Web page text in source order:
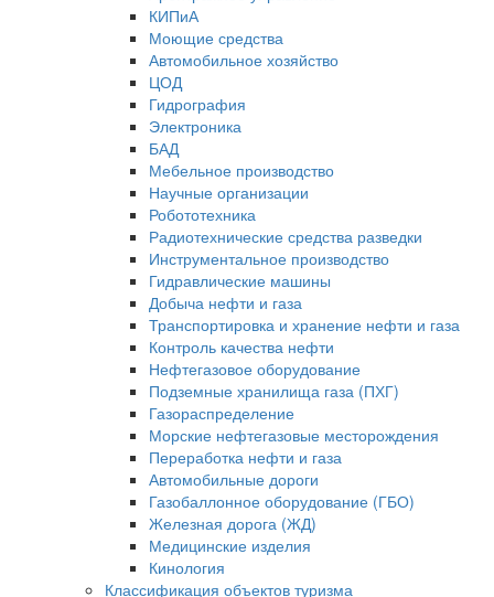
КИПиА
Моющие средства
Автомобильное хозяйство
ЦОД
Гидрография
Электроника
БАД
Мебельное производство
Научные организации
Робототехника
Радиотехнические средства разведки
Инструментальное производство
Гидравлические машины
Добыча нефти и газа
Транспортировка и хранение нефти и газа
Контроль качества нефти
Нефтегазовое оборудование
Подземные хранилища газа (ПХГ)
Газораспределение
Морские нефтегазовые месторождения
Переработка нефти и газа
Автомобильные дороги
Газобаллонное оборудование (ГБО)
Железная дорога (ЖД)
Медицинские изделия
Кинология
Классификация объектов туризма